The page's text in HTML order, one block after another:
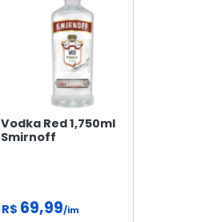
Vodka Red 1,750ml
Smirnoff
R$ 69,99/im